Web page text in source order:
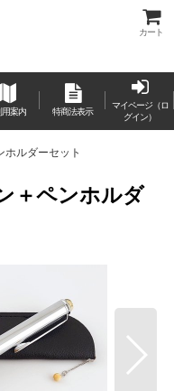
カート
用案内 特商法表示
マイページ（ロ
グイン）
ホルダーセット
＋ペンホルダ